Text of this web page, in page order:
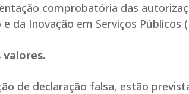
comprobatória das
da Inovação em Serviços Públicos
valores.
de declaração falsa, estão